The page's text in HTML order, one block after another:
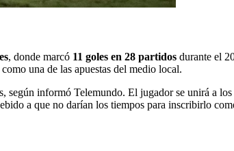
, donde marcó 11 goles en 28 partidos durante el
una de las apuestas del medio local.
informó Telemundo. El jugador se unirá a los
a que no darían los tiempos para inscribirlo